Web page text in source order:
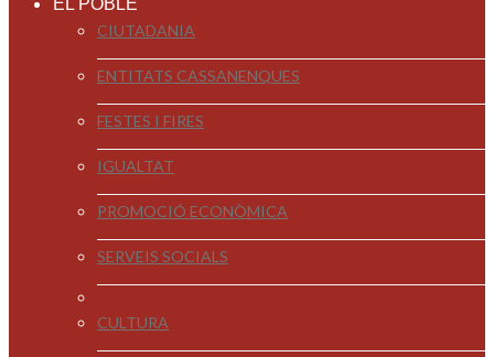
EL POBLE
CIUTADANIA
ENTITATS CASSANENQUES
FESTES I FIRES
IGUALTAT
PROMOCIÓ ECONÒMICA
SERVEIS SOCIALS
CULTURA